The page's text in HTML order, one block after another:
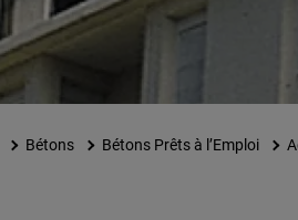
Bétons Bétons Prêts à l’Emploi